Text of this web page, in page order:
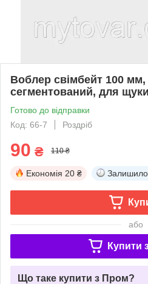
Воблер свімбейт 100 мм,
сегментований, для
Готово до відправки
Код: 66-7
Роздріб
90 ₴ 110 ₴
Економія 20 ₴
або
Купити
Що таке купити з Пром?